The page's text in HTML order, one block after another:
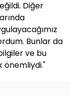
Diğer
Bunlar da
ve bu
önemliydi."